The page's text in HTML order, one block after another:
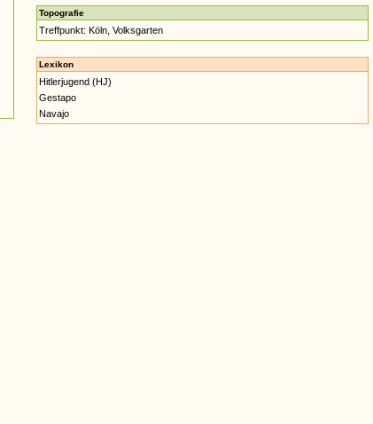
Topografie
Treffpunkt: Köln, Volksgarten
Lexikon
Hitlerjugend (HJ)
Gestapo
Navajo